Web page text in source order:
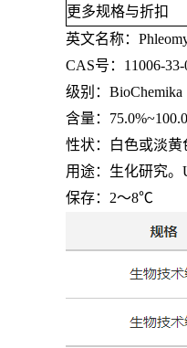
更多规格与折扣
英文名称：
CAS号： 11006-33-
级别： BioChemika
含量：
性状：白色或淡
用途：生化研究。
保存： 2～8℃